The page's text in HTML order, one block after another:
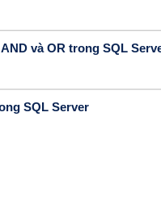
và OR trong SQL
SQL Server